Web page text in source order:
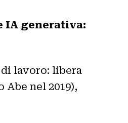
IA generativa:
lavoro: libera
nel 2019),